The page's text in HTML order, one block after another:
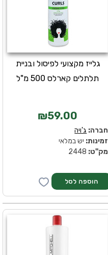
גלייז מקצועי לפיסול ובניית
תלתלים קארלס 500 מ"ל
₪59.00
חברה: ג'ויה
זמינות: יש במלאי
מק''ט: